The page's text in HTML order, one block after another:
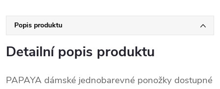
Popis produktu
Detailní popis produktu
PAPAYA dámské jednobarevné ponožky dostupné